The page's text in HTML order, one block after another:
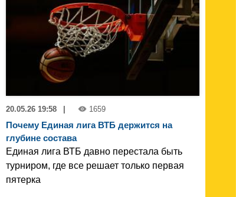
20.05.26 19:58 1659
Почему Единая лига ВТБ держится на
глубине состава
Единая лига ВТБ давно перестала быть
турниром, где все решает только первая
пятерка